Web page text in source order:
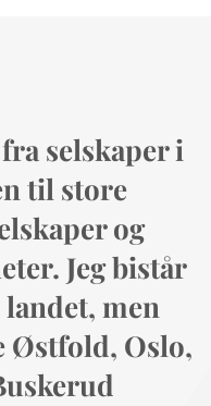
selskaper i
til store
og
Jeg bistår
men
Oslo,